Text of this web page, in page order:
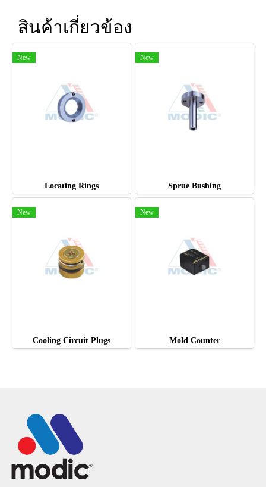
สินค้าเกี่ยวข้อง
New
Locating Rings
New
Sprue Bushing
New
Cooling Circuit Plugs
New
Mold Counter